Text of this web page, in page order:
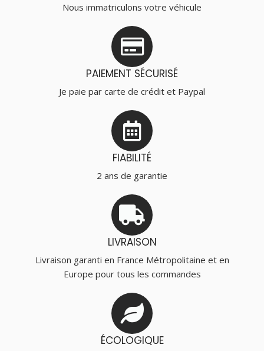
Nous immatriculons votre véhicule
PAIEMENT SÉCURISÉ
Je paie par carte de crédit et Paypal
FIABILITÉ
2 ans de garantie
LIVRAISON
Livraison garanti en France Métropolitaine et en
Europe pour tous les commandes
ÉCOLOGIQUE